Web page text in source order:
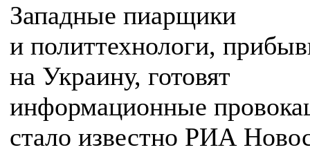
Западные пиарщики
и политтехнологи,
на Украину, готовят
информационные
стало известно РИА